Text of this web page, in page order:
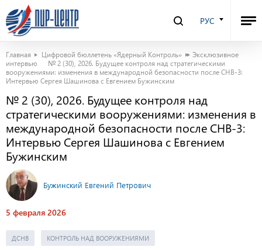
РУС
Главная Цифровой бюллетень «Ядерный Контроль»
Эксклюзивное
интервью
№ 2 (30), 2026. Будущее контроля над стратегическими
вооружениями: изменения в международной безопасности после СНВ-3:
Интервью Сергея Шашинова с Евгением Бужинским
№ 2 (30), 2026. Будущее контроля над
стратегическими вооружениями: изменения в
международной безопасности после СНВ-3:
Интервью Сергея Шашинова с Евгением
Бужинским
Бужинский Евгений Петрович
5 февраля 2026
ДСНВ КОНТРОЛЬ НАД ВООРУЖЕНИЯМИ